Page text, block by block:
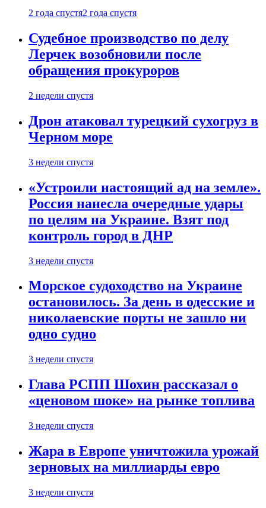
2 года спустя2 года спустя
Судебное производство по делу
Лерчек возобновили после
обращения прокуроров
2 недели спустя
Дрон атаковал турецкий сухогруз в
Черном море
3 недели спустя
«Устроили настоящий ад на земле».
Россия нанесла очередные удары
по целям на Украине. Взят под
контроль город в ДНР
3 недели спустя
Морское судоходство на Украине
остановилось. За день в одесские и
николаевские порты не зашло ни
одно судно
3 недели спустя
Глава РСПП Шохин рассказал о
«ценовом шоке» на рынке топлива
3 недели спустя
Жара в Европе уничтожила урожай
зерновых на миллиарды евро
3 недели спустя